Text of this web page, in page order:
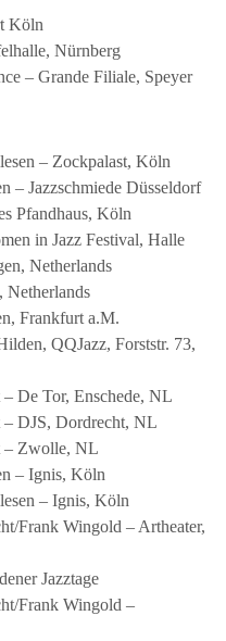
Köln
Nürnberg
– Grande Filiale, Speyer
– Zockpalast, Köln
– Jazzschmiede Düsseldorf
Pfandhaus, Köln
in Jazz Festival, Halle
Netherlands
Netherlands
Frankfurt a.M.
QQJazz, Forststr. 73,
De Tor, Enschede, NL
– DJS, Dordrecht, NL
– Zwolle, NL
– Ignis, Köln
– Ignis, Köln
Frank Wingold – Artheater,
Jazztage
Frank Wingold –